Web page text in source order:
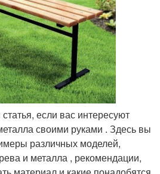
если вас интересуют
своими руками . Здесь вы
различных моделей,
и металла , рекомендации,